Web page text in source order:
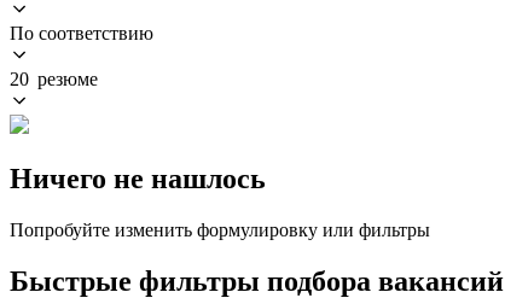
По соответствию
20 резюме
Ничего не нашлось
Попробуйте изменить формулировку или фильтры
Быстрые фильтры подбора вакансий